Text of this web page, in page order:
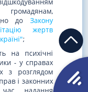
до Закону
жертв
;
на психічні
- у справах
з розглядом
і законних